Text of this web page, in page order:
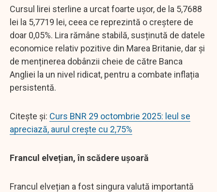
Cursul lirei sterline a urcat foarte ușor, de la 5,7688
lei la 5,7719 lei, ceea ce reprezintă o creștere de
doar 0,05%. Lira rămâne stabilă, susținută de datele
economice relativ pozitive din Marea Britanie, dar și
de menținerea dobânzii cheie de către Banca
Angliei la un nivel ridicat, pentru a combate inflația
persistentă.
Citește și: Curs BNR 29 octombrie 2025: leul se
apreciază, aurul crește cu 2,75%
Francul elvețian, în scădere ușoară
Francul elvețian a fost singura valută importantă